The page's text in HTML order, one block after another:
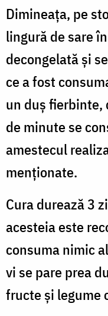
Dimineața, pe
lingură de sare
decongelată și
ce a fost
un duș fierbinte,
de minute se
amestecul
menționate.
Cura durează 3
acesteia este
consuma nimic
vi se pare prea
fructe și legume